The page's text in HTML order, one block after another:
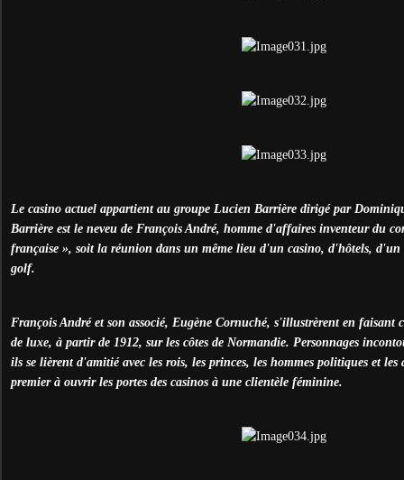
Le casino actuel appartient au groupe Lucien Barrière dirigé par
Barrière est le neveu de François André, homme d'affaires inventeur du
française », soit la réunion dans un même lieu d'un casino, d'hôtels, d'un
golf.
François André et son associé, Eugène Cornuché, s'illustrèrent en faisant
de luxe, à partir de 1912, sur les côtes de Normandie. Personnages
ils se lièrent d'amitié avec les rois, les princes, les hommes politiques et
premier à ouvrir les portes des casinos à une clientèle féminine.